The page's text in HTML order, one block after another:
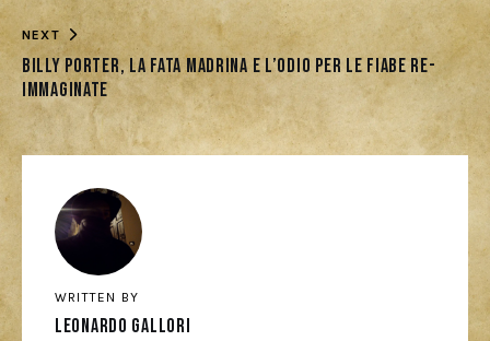
NEXT
Billy Porter, la Fata Madrina e l’odio per le fiabe re-
immaginate
WRITTEN BY
Leonardo Gallori